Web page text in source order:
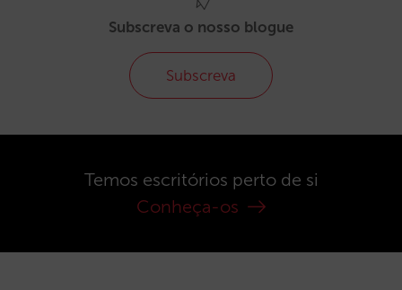
Subscreva o nosso blogue
Subscreva
Temos escritórios perto de si
Conheça-os